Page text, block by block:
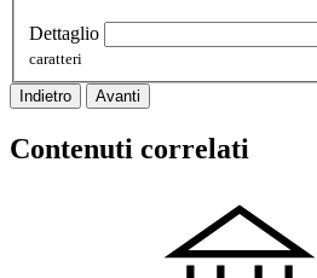
Dettaglio
caratteri
Indietro Avanti
Contenuti correlati